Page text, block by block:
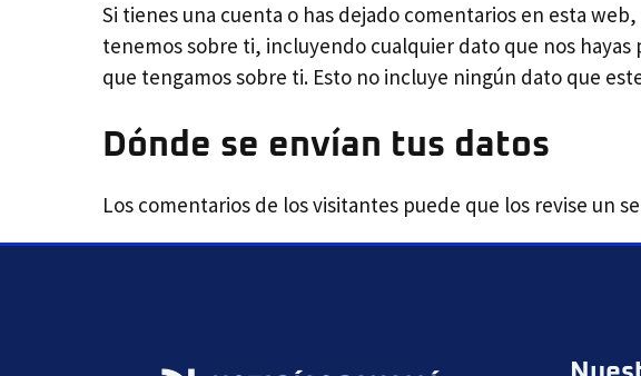
Si tienes una cuenta o has dejado comentarios en esta
tenemos sobre ti, incluyendo cualquier dato que nos
que tengamos sobre ti. Esto no incluye ningún dato que
Dónde se envían tus datos
Los comentarios de los visitantes puede que los revise un